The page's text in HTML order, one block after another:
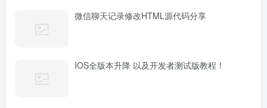
微信聊天记录修改HTML源代码分享
IOS全版本升降 以及开发者测试版教程！